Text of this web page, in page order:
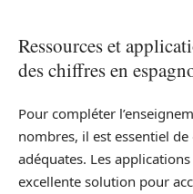
Ressources et
des chiffres en
Pour compléter
nombres, il est essentiel
adéquates. Les
excellente solution pour